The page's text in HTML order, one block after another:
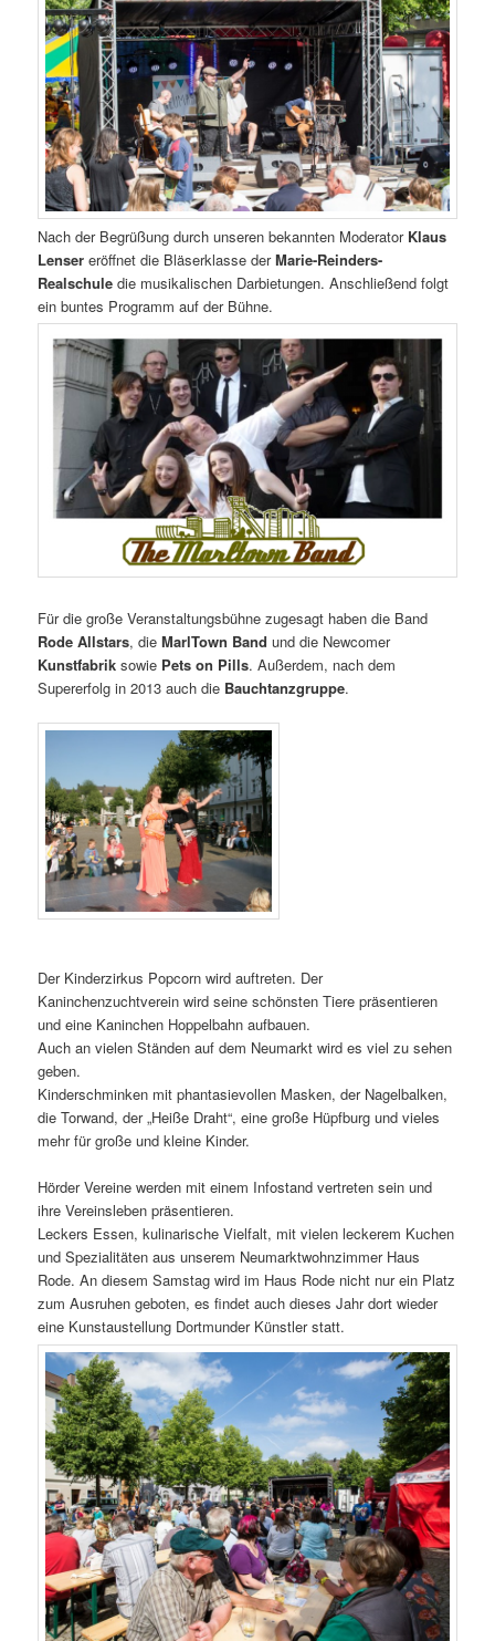
Nach der Begrüßung durch unseren bekannten Moderator Klaus
Lenser eröffnet die Bläserklasse derMarie-Reinders-
Realschule die musikalischen Darbietungen. Anschließend folgt
ein buntes Programm auf der Bühne.
Für die große Veranstaltungsbühne zugesagt haben die Band
Rode Allstars, dieMarlTown Band und die Newcomer
Kunstfabrik sowie Pets on Pills. Außerdem, nach dem
Supererfolg in 2013 auch die Bauchtanzgruppe.
Der Kinderzirkus Popcorn wird auftreten. Der
Kaninchenzuchtverein wird seine schönsten Tiere präsentieren
und eine Kaninchen Hoppelbahn aufbauen.
Auch an vielen Ständen auf dem Neumarkt wird es viel zu sehen
geben.
Kinderschminken mit phantasievollen Masken, der Nagelbalken,
die Torwand, der „Heiße Draht“, eine große Hüpfburg und vieles
mehr für große und kleine Kinder.
Hörder Vereine werden mit einem Infostand vertreten sein und
ihre Vereinsleben präsentieren.
Leckers Essen, kulinarische Vielfalt, mit vielen leckerem Kuchen
und Spezialitäten aus unserem Neumarktwohnzimmer Haus
Rode. An diesem Samstag wird im Haus Rode nicht nur ein Platz
zum Ausruhen geboten, es findet auch dieses Jahr dort wieder
eine Kunstaustellung Dortmunder Künstler statt.